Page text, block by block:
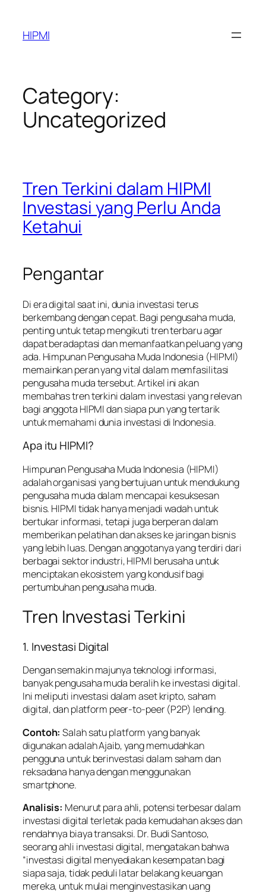
content
HIPMI
Category:
Uncategorized
Tren Terkini dalam HIPMI
Investasi yang Perlu Anda
Ketahui
Pengantar
Di era digital saat ini, dunia investasi terus
berkembang dengan cepat. Bagi pengusaha muda,
penting untuk tetap mengikuti tren terbaru agar
dapat beradaptasi dan memanfaatkan peluang yang
ada. Himpunan Pengusaha Muda Indonesia (HIPMI)
memainkan peran yang vital dalam memfasilitasi
pengusaha muda tersebut. Artikel ini akan
membahas tren terkini dalam investasi yang relevan
bagi anggota HIPMI dan siapa pun yang tertarik
untuk memahami dunia investasi di Indonesia.
Apa itu HIPMI?
Himpunan Pengusaha Muda Indonesia (HIPMI)
adalah organisasi yang bertujuan untuk mendukung
pengusaha muda dalam mencapai kesuksesan
bisnis. HIPMI tidak hanya menjadi wadah untuk
bertukar informasi, tetapi juga berperan dalam
memberikan pelatihan dan akses ke jaringan bisnis
yang lebih luas. Dengan anggotanya yang terdiri dari
berbagai sektor industri, HIPMI berusaha untuk
menciptakan ekosistem yang kondusif bagi
pertumbuhan pengusaha muda.
Tren Investasi Terkini
1. Investasi Digital
Dengan semakin majunya teknologi informasi,
banyak pengusaha muda beralih ke investasi digital.
Ini meliputi investasi dalam aset kripto, saham
digital, dan platform peer-to-peer (P2P) lending.
Contoh: Salah satu platform yang banyak
digunakan adalah Ajaib, yang memudahkan
pengguna untuk berinvestasi dalam saham dan
reksadana hanya dengan menggunakan
smartphone.
Analisis: Menurut para ahli, potensi terbesar dalam
investasi digital terletak pada kemudahan akses dan
rendahnya biaya transaksi. Dr. Budi Santoso,
seorang ahli investasi digital, mengatakan bahwa
“investasi digital menyediakan kesempatan bagi
siapa saja, tidak peduli latar belakang keuangan
mereka, untuk mulai menginvestasikan uang